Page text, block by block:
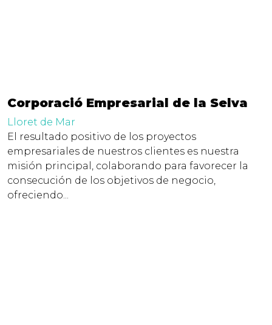
Corporació Empresarial de la Selva
Lloret de Mar
El resultado positivo de los proyectos
empresariales de nuestros clientes es nuestra
misión principal, colaborando para favorecer la
consecución de los objetivos de negocio,
ofreciendo...